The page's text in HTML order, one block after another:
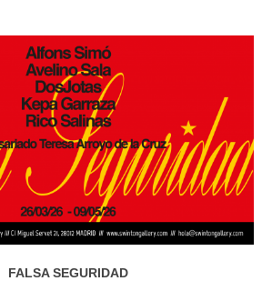
FALSA SEGURIDAD